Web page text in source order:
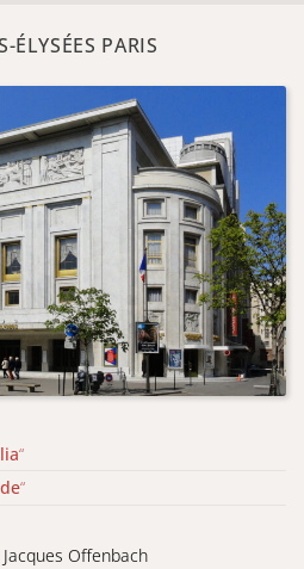
ÉLYSÉES PARIS
“
“
Jacques Offenbach